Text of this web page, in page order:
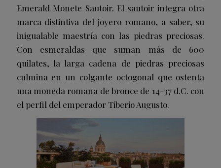
Emerald Monete Sautoir. El sautoir integra otra
marca distintiva del joyero romano, a saber, su
inigualable maestría con las piedras preciosas.
Con esmeraldas que suman más de 600
quilates, la larga cadena de piedras preciosas
culmina en un colgante octogonal que ostenta
una moneda romana de bronce de 14-37 d.C. con
el perfil del emperador Tiberio Augusto.